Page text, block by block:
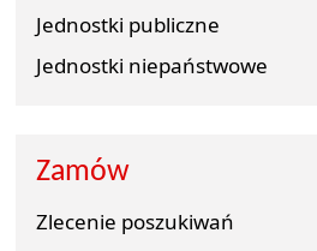
Jednostki publiczne
Jednostki niepaństwowe
Zamów
Zlecenie poszukiwań